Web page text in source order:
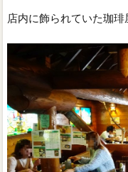
店内に飾られていた珈琲